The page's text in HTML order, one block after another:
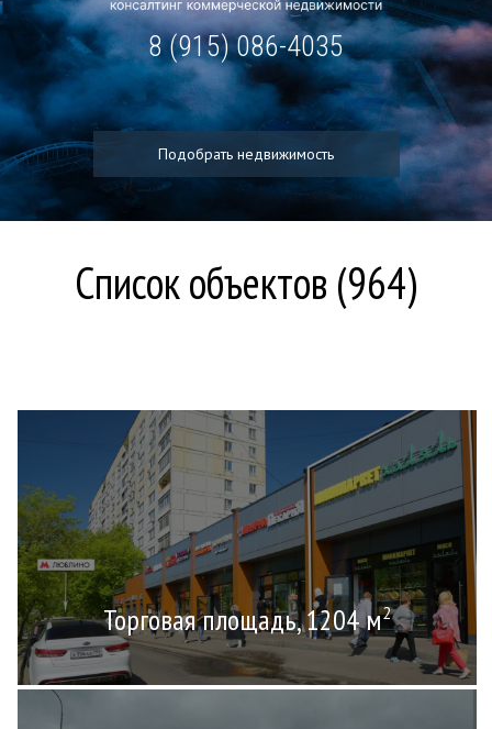
8 (915) 086-4035
Подобрать недвижимость
Список объектов (964)
Торговая площадь, 1204 м2